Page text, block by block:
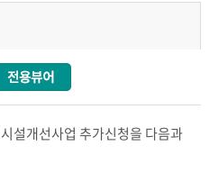
설개선사업 추가신청을 다음과